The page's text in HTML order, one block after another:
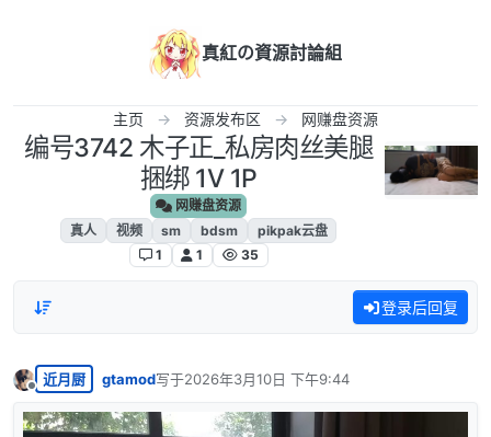
真紅の資源討論組
主页 资源发布区 网赚盘资源
编号3742 木子正_私房肉丝美腿
捆绑 1V 1P
网赚盘资源
真人
视频 sm bdsm
pikpak云盘
1
1 35
登录后回复
离线
近月厨 gtamod写于2026年3月10日 下午9:44
最后由 编辑